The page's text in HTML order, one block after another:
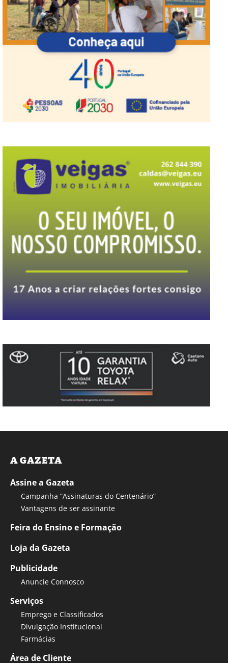
A GAZETA
Assine a Gazeta
Campanha “Assinaturas do Centenário”
Vantagens de ser assinante
Feira do Ensino e Formação
Loja da Gazeta
Publicidade
Anuncie Connosco
Serviços
Emprego e Classificados
Divulgação Institucional
Farmácias
Área de Cliente